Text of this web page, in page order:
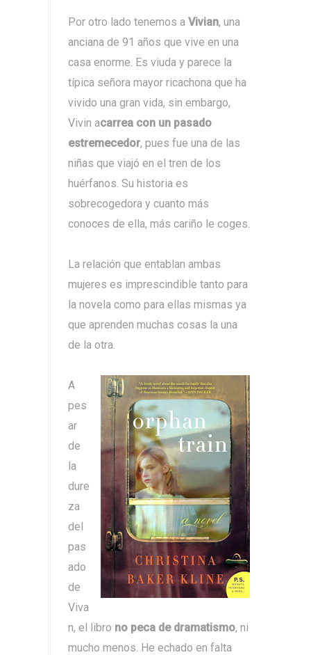
Por otro lado tenemos a Vivian, una
anciana de 91 años que vive en una
casa enorme. Es viuda y parece la
típica señora mayor ricachona que ha
vivido una gran vida, sin embargo,
Vivin acarrea con un pasado
estremecedor, pues fue una de las
niñas que viajó en el tren de los
huérfanos. Su historia es
sobrecogedora y cuanto más
conoces de ella, más cariño le coges.
La relación que entablan ambas
mujeres es imprescindible tanto para
la novela como para ellas mismas ya
que aprenden muchas cosas la una
de la otra.
A
pes
ar
de
la
dure
za
del
pas
ado
de
Viva
n, el libro no peca de dramatismo, ni
mucho menos. He echado en falta